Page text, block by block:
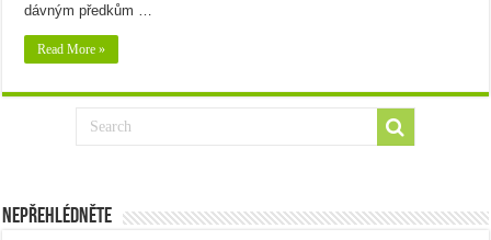
dávným předkům …
Read More »
Nepřehlédněte